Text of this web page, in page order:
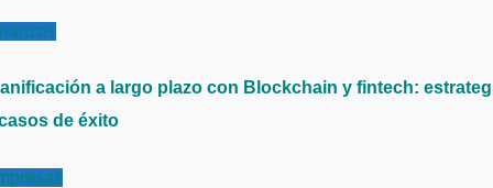
a largo plazo con Blockchain y fintech:
de éxito